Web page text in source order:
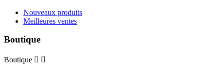
Nouveaux produits
Meilleures ventes
Boutique
Boutique  